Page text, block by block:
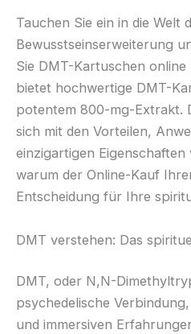
Tauchen Sie ein in die Welt
Bewusstseinserweiterung
Sie DMT-Kartuschen
bietet hochwertige DMT-
potentem 800-mg-Extrakt.
sich mit den Vorteilen,
einzigartigen
warum der Online-Kauf
Entscheidung für Ihre
DMT verstehen: Das
DMT, oder N,N-
psychedelische
und immersiven